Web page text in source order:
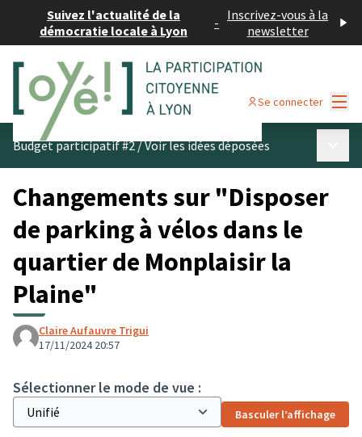
Suivez l'actualité de la
démocratie locale à Lyon
- Inscrivez-vous à la
newsletter
Se connecter
Budget participatif #2/Voir les idées déposées
Changements sur "Disposer
de parking à vélos dans le
quartier de Monplaisir la
Plaine"
Claire Aufauvre Trigui
17/11/2024 20:57
Sélectionner le mode de vue :
Basculer l’affichage